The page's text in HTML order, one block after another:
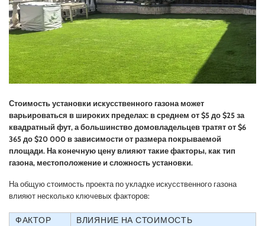
Стоимость установки искусственного газона может
варьироваться в широких пределах: в среднем от $5 до $25 за
квадратный фут, а большинство домовладельцев тратят от $6
365 до $20 000 в зависимости от размера покрываемой
площади. На конечную цену влияют такие факторы, как тип
газона, местоположение и сложность установки.
На общую стоимость проекта по укладке искусственного газона
влияют несколько ключевых факторов:
ФАКТОР ВЛИЯНИЕ НА СТОИМОСТЬ